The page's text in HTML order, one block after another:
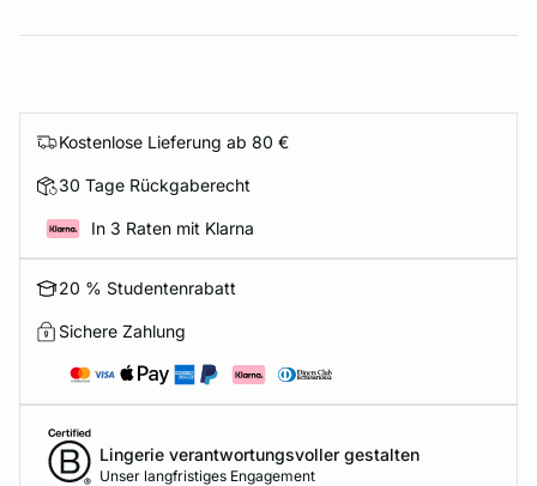
Kostenlose Lieferung ab 80 €
30 Tage Rückgaberecht
In 3 Raten mit Klarna
20 % Studentenrabatt
Sichere Zahlung
Lingerie verantwortungsvoller gestalten
Unser langfristiges Engagement